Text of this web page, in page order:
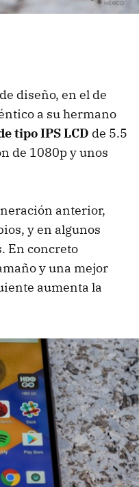
diseño, en el de
a su hermano
tipo IPS LCD de 5.5
de 1080p y unos
anterior,
y en algunos
En concreto
y una mejor
aumenta la